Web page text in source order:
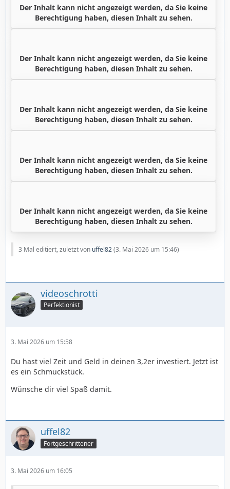
Der Inhalt kann nicht angezeigt werden, da Sie keine
Berechtigung haben, diesen Inhalt zu sehen.
Der Inhalt kann nicht angezeigt werden, da Sie keine
Berechtigung haben, diesen Inhalt zu sehen.
Der Inhalt kann nicht angezeigt werden, da Sie keine
Berechtigung haben, diesen Inhalt zu sehen.
Der Inhalt kann nicht angezeigt werden, da Sie keine
Berechtigung haben, diesen Inhalt zu sehen.
Der Inhalt kann nicht angezeigt werden, da Sie keine
Berechtigung haben, diesen Inhalt zu sehen.
3 Mal editiert, zuletzt von uffel82(3. Mai 2026 um 15:46)
videoschrotti
Perfektionist
3. Mai 2026 um 15:58
Du hast viel Zeit und Geld in deinen 3,2er investiert. Jetzt ist
es ein Schmuckstück.
Wünsche dir viel Spaß damit.
uffel82
Fortgeschrittener
3. Mai 2026 um 16:05